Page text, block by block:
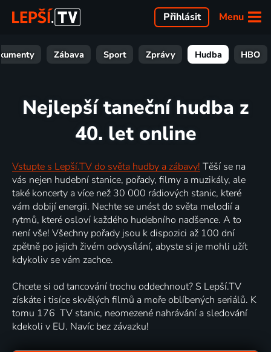
Menu
Přihlásit
Zábava Sport Zprávy Hudba HBO
Nejlepší taneční hudba z
40. let online
Vstupte s Lepší.TV do světa hudby a zábavy! Těší se na
vás nejen hudební stanice, pořady, filmy a muzikály, ale
také koncerty a více než 30 000 rádiových stanic, které
vám dobijí energii. Nechte se unést do světa melodií a
rytmů, které osloví každého hudebního nadšence. A to
není vše! Všechny pořady jsou k dispozici až 100 dní
zpětně po jejich živém odvysílání, abyste si je mohli užít
kdykoliv se vám zachce.
Chcete si od tancování trochu oddechnout? S Lepší.TV
získáte i tisíce skvělých filmů a moře oblíbených seriálů. K
tomu 176 TV stanic, neomezené nahrávání a sledování
kdekoli v EU. Navíc bez závazku!